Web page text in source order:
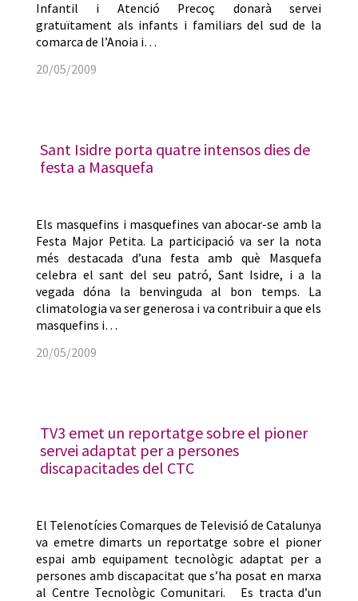
Infantil i Atenció Precoç donarà servei
gratuïtament als infants i familiars del sud de la
comarca de l’Anoia i…
20/05/2009
Sant Isidre porta quatre intensos dies de
festa a Masquefa
Els masquefins i masquefines van abocar-se amb la
Festa Major Petita. La participació va ser la nota
més destacada d’una festa amb què Masquefa
celebra el sant del seu patró, Sant Isidre, i a la
vegada dóna la benvinguda al bon temps. La
climatologia va ser generosa i va contribuir a que els
masquefins i…
20/05/2009
TV3 emet un reportatge sobre el pioner
servei adaptat per a persones
discapacitades del CTC
El Telenotícies Comarques de Televisió de Catalunya
va emetre dimarts un reportatge sobre el pioner
espai amb equipament tecnològic adaptat per a
persones amb discapacitat que s’ha posat en marxa
al Centre Tecnològic Comunitari. Es tracta d’un